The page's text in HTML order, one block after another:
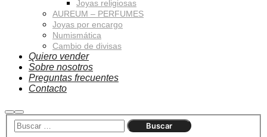
Joyas religiosas
AUREUM – PERFUMES
Joyas por encargo
Numismática
Cambio de divisas
Quiero vender
Sobre nosotros
Preguntas frecuentes
Contacto
Buscar
Menú
principal